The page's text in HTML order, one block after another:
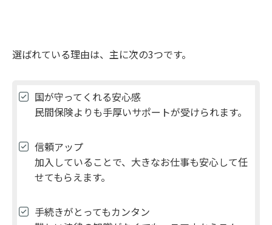
選ばれている理由は、主に次の3つです。
国が守ってくれる安心感
民間保険よりも手厚いサポートが受けられます。
信頼アップ
加入していることで、大きなお仕事も安心して任
せてもらえます。
手続きがとってもカンタン